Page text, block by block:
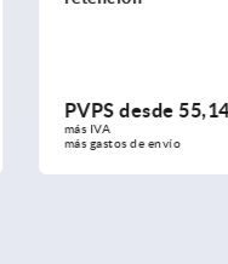
PVPS
más gastos de